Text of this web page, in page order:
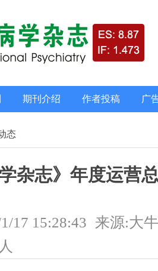
期刊介绍 作者投稿 广
态
学杂志》年度运营
17 15:28:43 来源:大